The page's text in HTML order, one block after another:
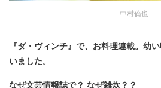
中村倫也
『ダ・ヴィンチ』で、お料理連載。幼
いました。
なぜ文芸情報誌で？ なぜ雑炊？？